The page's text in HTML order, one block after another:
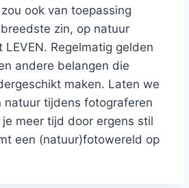
ook van toepassing
zin, op natuur
Regelmatig gelden
andere belangen die
maken. Laten we
natuur tijdens fotograferen
meer tijd door ergens stil
een (natuur)fotowereld op